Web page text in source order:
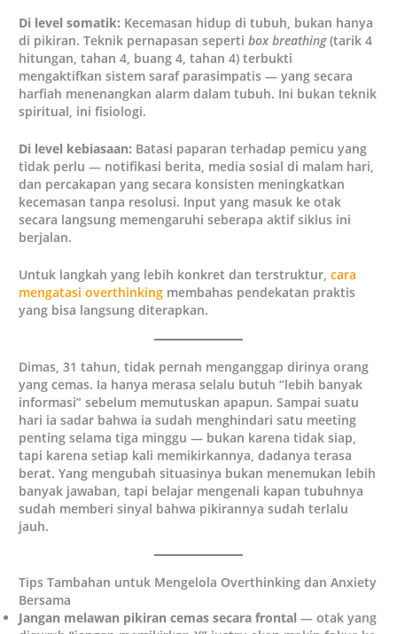
Di level somatik: Kecemasan hidup di tubuh, bukan hanya
di pikiran. Teknik pernapasan sepertibox breathing(tarik 4
hitungan, tahan 4, buang 4, tahan 4) terbukti
mengaktifkan sistem saraf parasimpatis — yang secara
harfiah menenangkan alarm dalam tubuh. Ini bukan teknik
spiritual, ini fisiologi.
Di level kebiasaan: Batasi paparan terhadap pemicu yang
tidak perlu — notifikasi berita, media sosial di malam hari,
dan percakapan yang secara konsisten meningkatkan
kecemasan tanpa resolusi. Input yang masuk ke otak
secara langsung memengaruhi seberapa aktif siklus ini
berjalan.
Untuk langkah yang lebih konkret dan terstruktur,cara
mengatasi overthinking membahas pendekatan praktis
yang bisa langsung diterapkan.
Dimas, 31 tahun, tidak pernah menganggap dirinya orang
yang cemas. Ia hanya merasa selalu butuh “lebih banyak
informasi” sebelum memutuskan apapun. Sampai suatu
hari ia sadar bahwa ia sudah menghindari satu meeting
penting selama tiga minggu — bukan karena tidak siap,
tapi karena setiap kali memikirkannya, dadanya terasa
berat. Yang mengubah situasinya bukan menemukan lebih
banyak jawaban, tapi belajar mengenali kapan tubuhnya
sudah memberi sinyal bahwa pikirannya sudah terlalu
jauh.
Tips Tambahan untuk Mengelola Overthinking dan Anxiety
Bersama
Jangan melawan pikiran cemas secara frontal — otak yang